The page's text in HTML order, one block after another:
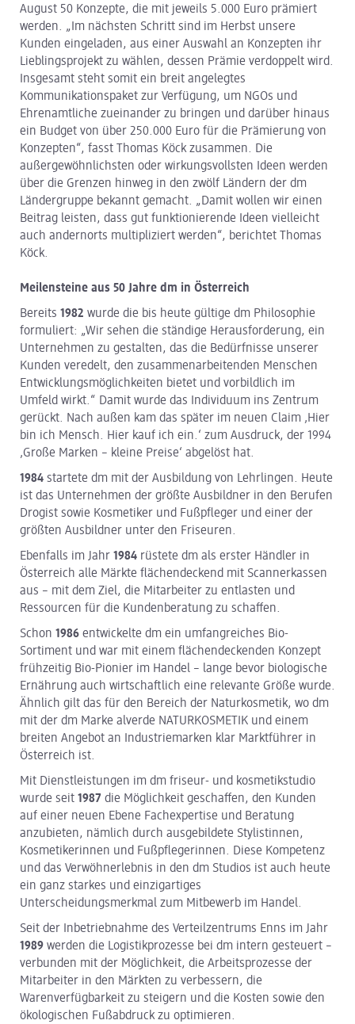
August 50 Konzepte, die mit jeweils 5.000 Euro prämiert
werden. „Im nächsten Schritt sind im Herbst unsere
Kunden eingeladen, aus einer Auswahl an Konzepten ihr
Lieblingsprojekt zu wählen, dessen Prämie verdoppelt wird.
Insgesamt steht somit ein breit angelegtes
Kommunikationspaket zur Verfügung, um NGOs und
Ehrenamtliche zueinander zu bringen und darüber hinaus
ein Budget von über 250.000 Euro für die Prämierung von
Konzepten“, fasst Thomas Köck zusammen. Die
außergewöhnlichsten oder wirkungsvollsten Ideen werden
über die Grenzen hinweg in den zwölf Ländern der dm
Ländergruppe bekannt gemacht. „Damit wollen wir einen
Beitrag leisten, dass gut funktionierende Ideen vielleicht
auch andernorts multipliziert werden“, berichtet Thomas
Köck.
Meilensteine aus 50 Jahre dm in Österreich
Bereits 1982 wurde die bis heute gültige dm Philosophie
formuliert: „Wir sehen die ständige Herausforderung, ein
Unternehmen zu gestalten, das die Bedürfnisse unserer
Kunden veredelt, den zusammenarbeitenden Menschen
Entwicklungsmöglichkeiten bietet und vorbildlich im
Umfeld wirkt.“ Damit wurde das Individuum ins Zentrum
gerückt. Nach außen kam das später im neuen Claim ‚Hier
bin ich Mensch. Hier kauf ich ein.‘ zum Ausdruck, der 1994
‚Große Marken – kleine Preise‘ abgelöst hat.
1984 startete dm mit der Ausbildung von Lehrlingen. Heute
ist das Unternehmen der größte Ausbildner in den Berufen
Drogist sowie Kosmetiker und Fußpfleger und einer der
größten Ausbildner unter den Friseuren.
Ebenfalls im Jahr 1984 rüstete dm als erster Händler in
Österreich alle Märkte flächendeckend mit Scannerkassen
aus – mit dem Ziel, die Mitarbeiter zu entlasten und
Ressourcen für die Kundenberatung zu schaffen.
Schon 1986 entwickelte dm ein umfangreiches Bio-
Sortiment und war mit einem flächendeckenden Konzept
frühzeitig Bio-Pionier im Handel – lange bevor biologische
Ernährung auch wirtschaftlich eine relevante Größe wurde.
Ähnlich gilt das für den Bereich der Naturkosmetik, wo dm
mit der dm Marke alverde NATURKOSMETIK und einem
breiten Angebot an Industriemarken klar Marktführer in
Österreich ist.
Mit Dienstleistungen im dm friseur- und kosmetikstudio
wurde seit 1987 die Möglichkeit geschaffen, den Kunden
auf einer neuen Ebene Fachexpertise und Beratung
anzubieten, nämlich durch ausgebildete Stylistinnen,
Kosmetikerinnen und Fußpflegerinnen. Diese Kompetenz
und das Verwöhnerlebnis in den dm Studios ist auch heute
ein ganz starkes und einzigartiges
Unterscheidungsmerkmal zum Mitbewerb im Handel.
Seit der Inbetriebnahme des Verteilzentrums Enns im Jahr
1989 werden die Logistikprozesse bei dm intern gesteuert –
verbunden mit der Möglichkeit, die Arbeitsprozesse der
Mitarbeiter in den Märkten zu verbessern, die
Warenverfügbarkeit zu steigern und die Kosten sowie den
ökologischen Fußabdruck zu optimieren.